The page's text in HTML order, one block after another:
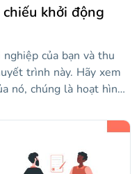
khởi động
của bạn và thu
trình này. Hãy xem
nó, chúng là hoạt hình!
tin, bảng... Chúng có
giới thiệu dữ liệu của